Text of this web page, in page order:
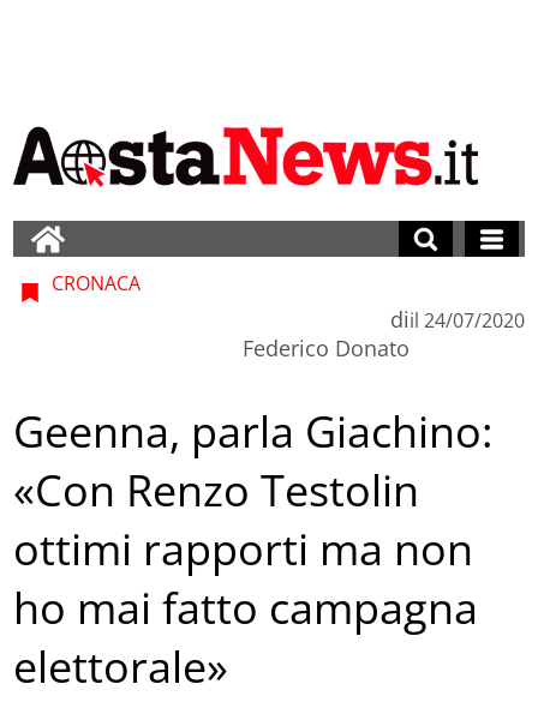
CRONACA
di
Federico Donato
il 24/07/2020
Geenna, parla Giachino:
«Con Renzo Testolin
ottimi rapporti ma non
ho mai fatto campagna
elettorale»